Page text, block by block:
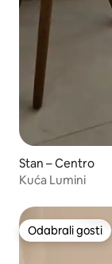
Stan – Centro
Kuća Lumini
Odabrali gosti
Odabrali gosti